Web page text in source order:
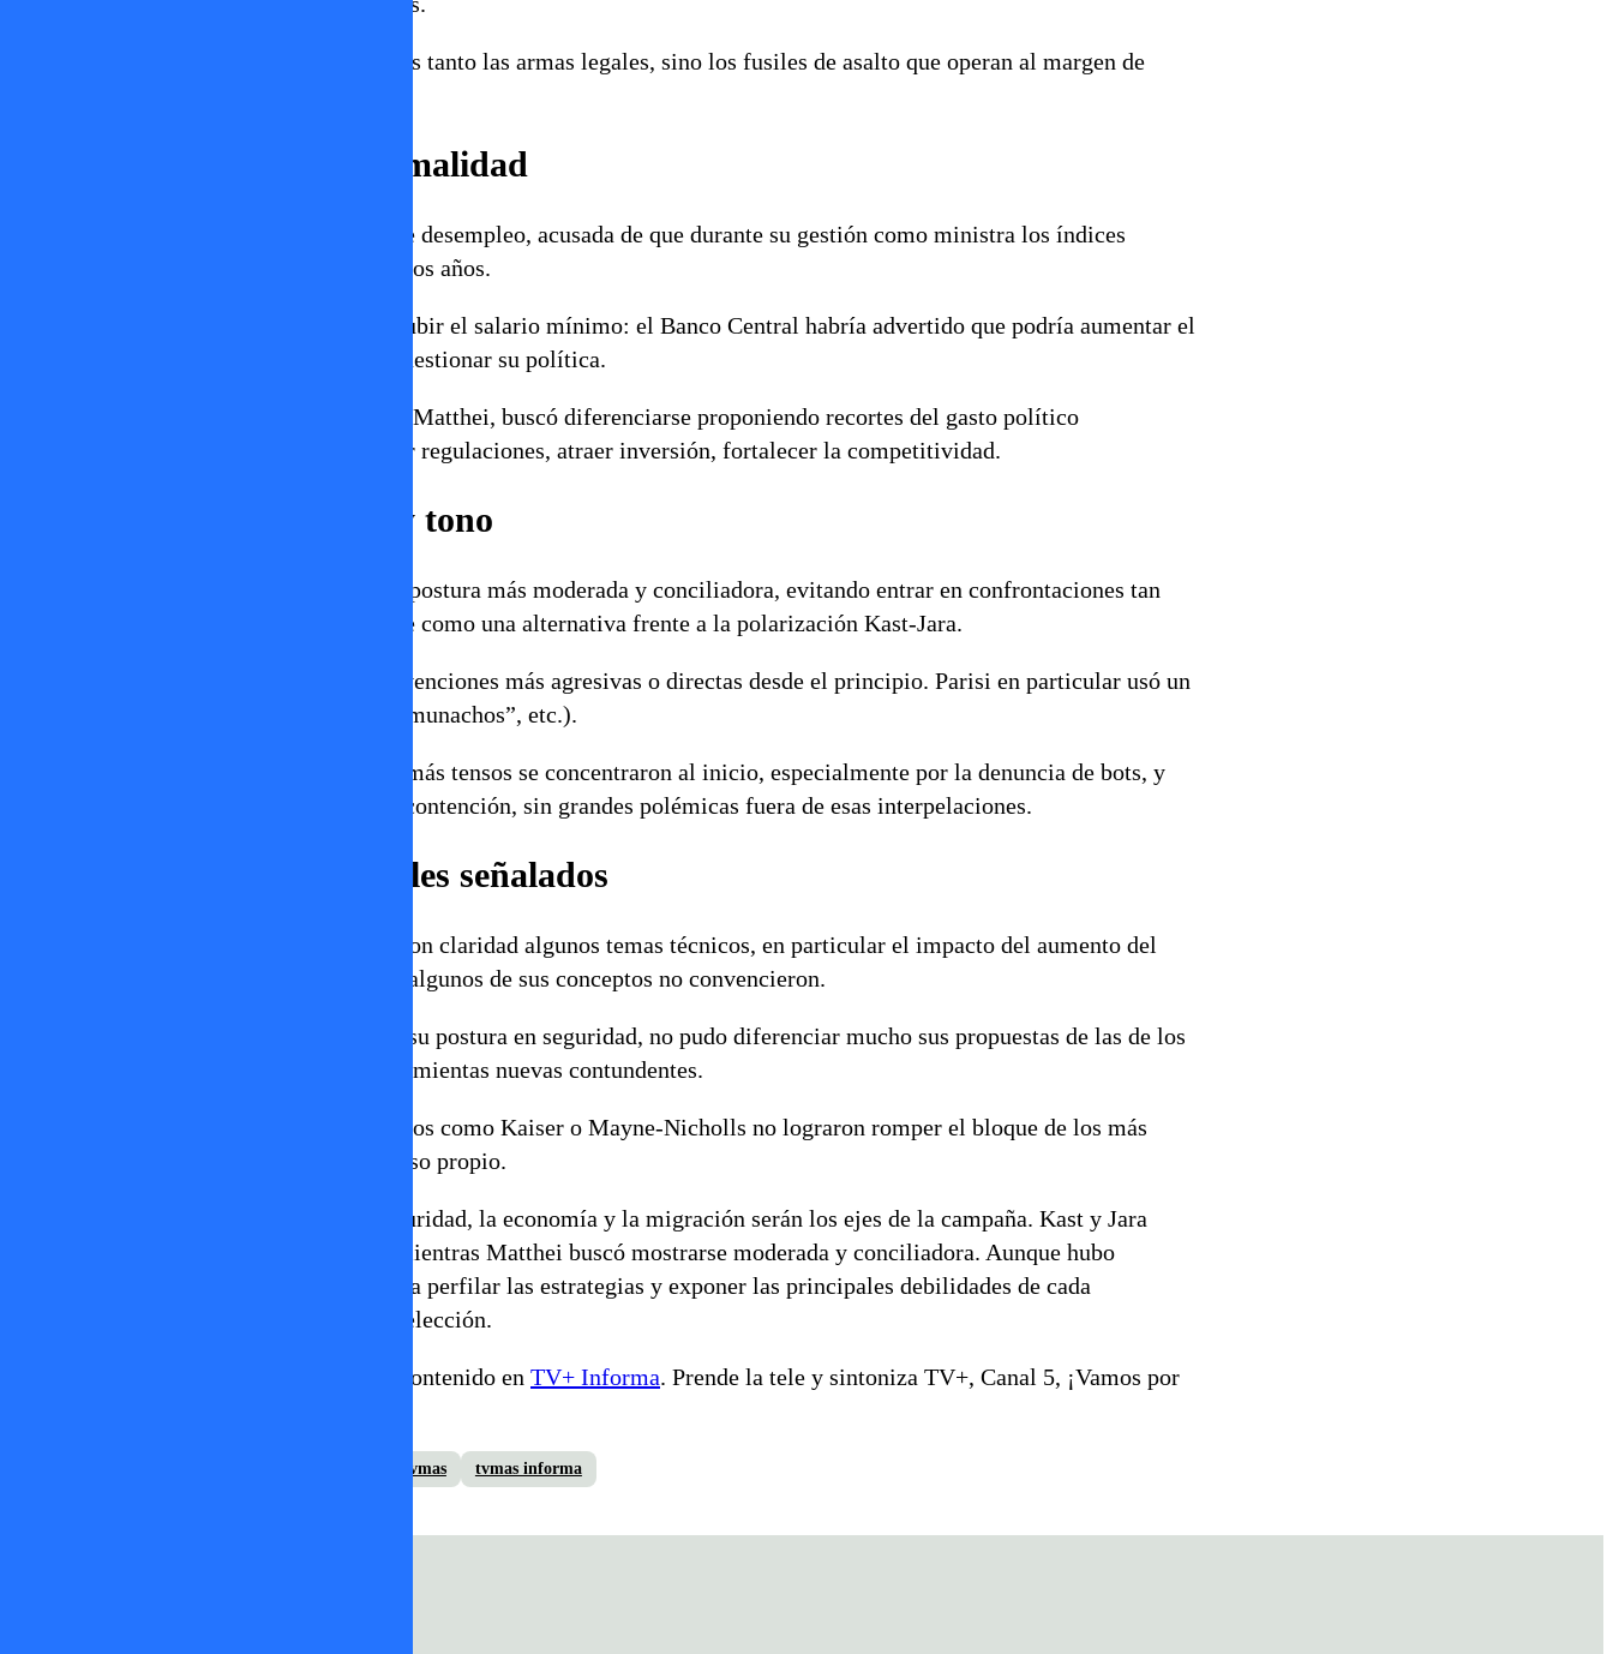
Kaiser sostuvo que el problema no es tanto las armas legales, sino los fusiles de asalto que operan al margen de
Economía, empleo e informalidad
Jara fue interpelada por sus cifras de desempleo, acusada de que durante su gestión como ministra los índices
estaban entre los peores de los últimos años.
Se discutió también el impacto de subir el salario mínimo: el Banco Central habría advertido que podría aumentar el
desempleo — esto fue usado para cuestionar su política.
La derecha, representada por Kast y Matthei, buscó diferenciarse proponiendo recortes del gasto político
(“operadores políticos”), flexibilizar regulaciones, atraer inversión, fortalecer la competitividad.
Estilo, estrategia política y tono
Evelyn Matthei intentó adoptar una postura más moderada y conciliadora, evitando entrar en confrontaciones tan
duras. Se vio que buscaba destacarse como una alternativa frente a la polarización Kast-Jara.
Parisi, Artés y ME-O tuvieron intervenciones más agresivas o directas desde el principio. Parisi en particular usó un
estilo confrontacional (“fachos y comunachos”, etc.).
Se notó también que los momentos más tensos se concentraron al inicio, especialmente por la denuncia de bots, y
que luego el debate mantuvo cierta contención, sin grandes polémicas fuera de esas interpelaciones.
Deficiencias o puntos débiles señalados
A Jara le criticaron que no explicó con claridad algunos temas técnicos, en particular el impacto del aumento del
salario mínimo en el empleo, y que algunos de sus conceptos no convencieron.
Kast, aunque estableció claramente su postura en seguridad, no pudo diferenciar mucho sus propuestas de las de los
otros en ese campo, ni mostrar herramientas nuevas contundentes.
En general, algunos candidatos nuevos como Kaiser o Mayne-Nicholls no lograron romper el bloque de los más
visibles, aunque sí mostraron discurso propio.
Entonces, el debate dejó claro que la seguridad, la economía y la migración serán los ejes de la campaña. Kast y Jara
protagonizaron los choques más duros, mientras Matthei buscó mostrarse moderada y conciliadora. Aunque hubo
momentos tensos, el encuentro sirvió para perfilar las estrategias y exponer las principales debilidades de cada
candidatura de cara a la recta final de la elección.
Revisa más información de este y otros contenido en TV+ Informa. Prende la tele y sintoniza TV+, Canal 5, ¡Vamos por
tvmas tvmas informa